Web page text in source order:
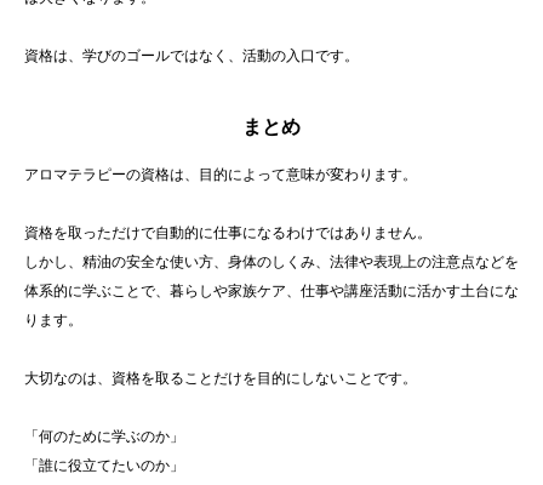
資格は、学びのゴールではなく、活動の入口です。
まとめ
アロマテラピーの資格は、目的によって意味が変わります。
資格を取っただけで自動的に仕事になるわけではありません。
しかし、精油の安全な使い方、身体のしくみ、法律や表現上の注意点などを
体系的に学ぶことで、暮らしや家族ケア、仕事や講座活動に活かす土台にな
ります。
大切なのは、資格を取ることだけを目的にしないことです。
「何のために学ぶのか」
「誰に役立てたいのか」